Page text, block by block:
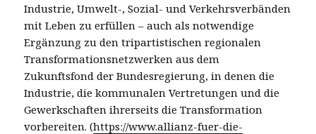
Industrie, Umwelt-, Sozial- und Verkehrsverbänden
mit Leben zu erfüllen – auch als notwendige
Ergänzung zu den tripartistischen regionalen
Transformationsnetzwerken aus dem
Zukunftsfond der Bundesregierung, in denen die
Industrie, die kommunalen Vertretungen und die
Gewerkschaften ihrerseits die Transformation
vorbereiten. (https://www.allianz-fuer-die-